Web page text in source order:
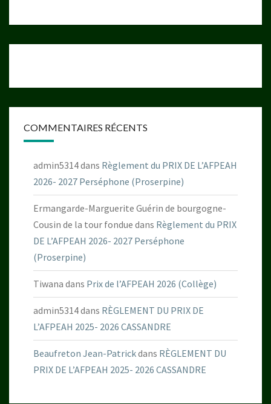
COMMENTAIRES RÉCENTS
admin5314dans Règlement du PRIX DE L’AFPEAH
2026- 2027 Perséphone (Proserpine)
Ermangarde-Marguerite Guérin de bourgogne-
Cousin de la tour fondue dans Règlement du PRIX
DE L’AFPEAH 2026- 2027 Perséphone
(Proserpine)
Tiwana dans Prix de l’AFPEAH 2026 (Collège)
admin5314dans RÈGLEMENT DU PRIX DE
L’AFPEAH 2025- 2026 CASSANDRE
Beaufreton Jean-Patrickdans RÈGLEMENT DU
PRIX DE L’AFPEAH 2025- 2026 CASSANDRE